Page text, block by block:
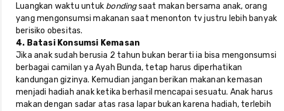
Luangkan waktu untuk bondingsaat makan bersama anak, orang
yang mengonsumsi makanan saat menonton tv justru lebih banyak
berisiko obesitas.
4. Batasi Konsumsi Kemasan
Jika anak sudah berusia 2 tahun bukan berarti ia bisa mengonsumsi
berbagai camilan ya Ayah Bunda, tetap harus diperhatikan
kandungan gizinya. Kemudian jangan berikan makanan kemasan
menjadi hadiah anak ketika berhasil mencapai sesuatu. Anak harus
makan dengan sadar atas rasa lapar bukan karena hadiah, terlebih